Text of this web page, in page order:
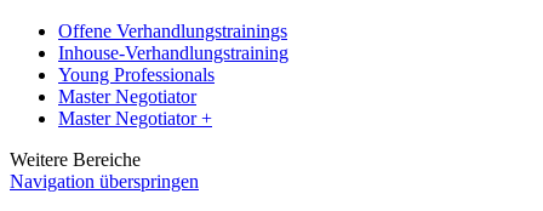
Offene Verhandlungstrainings
Inhouse-Verhandlungstraining
Young Professionals
Master Negotiator
Master Negotiator +
Weitere Bereiche
Navigation überspringen